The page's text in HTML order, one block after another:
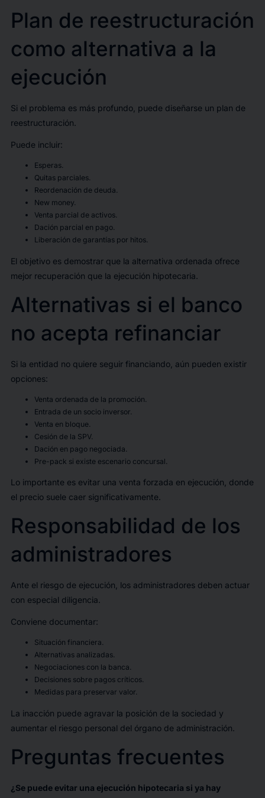
Plan de reestructuración
como alternativa a la
ejecución
Si el problema es más profundo, puede diseñarse un plan de
reestructuración.
Puede incluir:
Esperas.
Quitas parciales.
Reordenación de deuda.
New money.
Venta parcial de activos.
Dación parcial en pago.
Liberación de garantías por hitos.
El objetivo es demostrar que la alternativa ordenada ofrece
mejor recuperación que la ejecución hipotecaria.
Alternativas si el banco
no acepta refinanciar
Si la entidad no quiere seguir financiando, aún pueden existir
opciones:
Venta ordenada de la promoción.
Entrada de un socio inversor.
Venta en bloque.
Cesión de la SPV.
Dación en pago negociada.
Pre-pack si existe escenario concursal.
Lo importante es evitar una venta forzada en ejecución, donde
el precio suele caer significativamente.
Responsabilidad de los
administradores
Ante el riesgo de ejecución, los administradores deben actuar
con especial diligencia.
Conviene documentar:
Situación financiera.
Alternativas analizadas.
Negociaciones con la banca.
Decisiones sobre pagos críticos.
Medidas para preservar valor.
La inacción puede agravar la posición de la sociedad y
aumentar el riesgo personal del órgano de administración.
Preguntas frecuentes
¿Se puede evitar una ejecución hipotecaria si ya hay